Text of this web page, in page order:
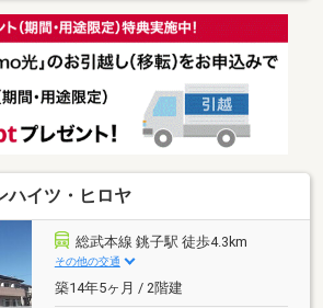
ハイツ・ヒロヤ
総武本線 銚子駅 徒歩4.3km
その他の交通
築14年5ヶ月 / 2階建